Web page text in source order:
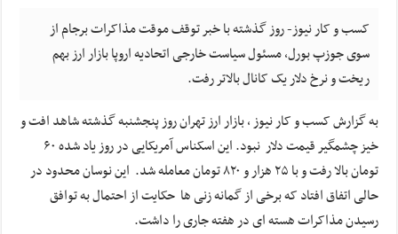
کسب و کار نیوز- روز گذشته با خبر توقف موقت مذاکرات برجام از
سوی جوزپ بورل، مسئول سیاست خارجی اتحادیه اروپا بازار ارز بهم
ریخت و نرخ دلار یک کانال بالاتر رفت.
به گزارش کسب و کار نیوز ، بازار ارز تهران روز پنجشنبه گذشته شاهد افت و
خیز چشمگیر قیمت دلار نبود. این اسکناس آمریکایی در روز یاد شده ۶۰
تومان بالا رفت و با ۲۵ هزار و ۸۲۰ تومان معامله شد. این نوسان محدود در
حالی اتفاق افتاد که برخی از گمانه زنی ها حکایت از احتمال به توافق
رسیدن مذاکرات هسته ای در هفته جاری را داشت.